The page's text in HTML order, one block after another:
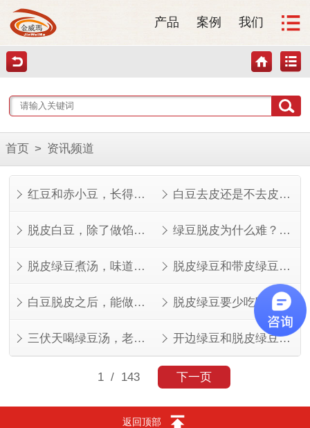
产品 案例 我们
首页 > 资讯频道
红豆和赤小豆，长得像但不是一回事 白豆去皮还是不去皮？看完这几点就知道了
脱皮白豆，除了做馅还能做什么？ 绿豆脱皮为什么难？看完就知道了
脱皮绿豆煮汤，味道其实不一样 脱皮绿豆和带皮绿豆，功效差在哪？
白豆脱皮之后，能做的菜比想象中多 脱皮绿豆要少吃吗？看人看量
三伏天喝绿豆汤，老一辈的讲究有道理 开边绿豆和脱皮绿豆，叫法不同，东西一样
1/ 143 下一页
返回顶部